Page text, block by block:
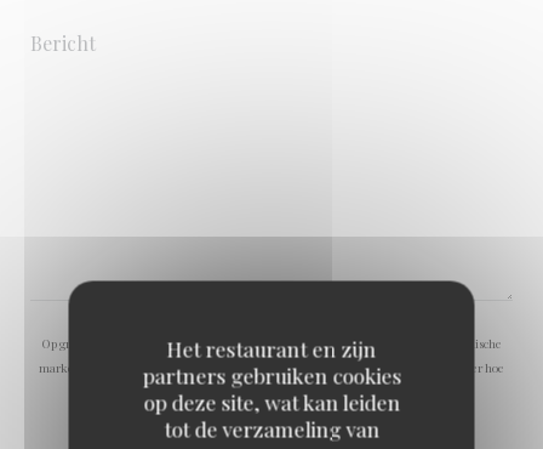
Het restaurant en zijn
partners gebruiken cookies
op deze site, wat kan leiden
tot de verzameling van
Op grond van de privacywetgeving heeft u het recht om u af te melden voor telefonische
marketing via het Bel-me-niet Register:bel-me-niet.nl
. Voor meer informatie over hoe
wij uw gegevens verwerken, zie ons
privacybeleid